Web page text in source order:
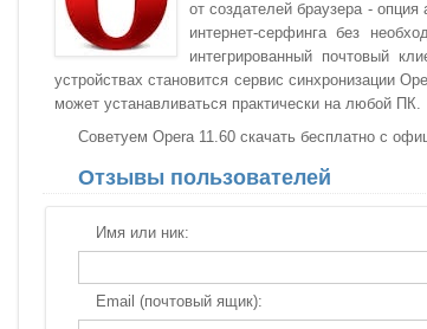
от создателей браузера - опция
интернет-серфинга без
интегрированный почтовый
устройствах становится сервис синхронизации
может устанавливаться практически на любой ПК.
Советуем Opera 11.60 скачать бесплатно с
Отзывы пользователей
Имя или ник:
Email (почтовый ящик):